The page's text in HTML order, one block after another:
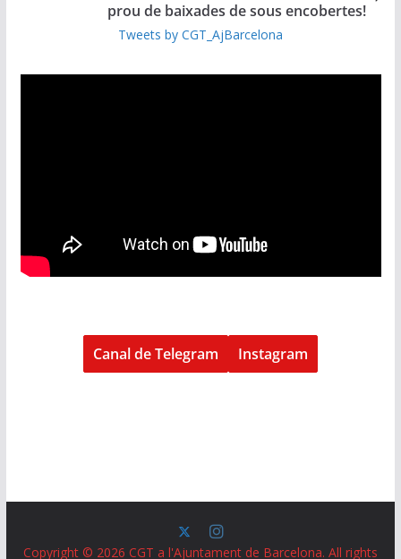
prou de baixades de sous encobertes!
Tweets by CGT_AjBarcelona
Canal de Telegram Instagram
Copyright © 2026 CGT a l'Ajuntament de Barcelona. All rights